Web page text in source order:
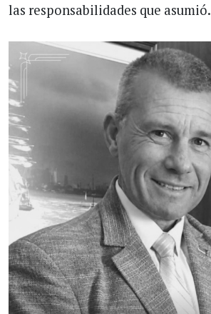
las responsabilidades que asumió.